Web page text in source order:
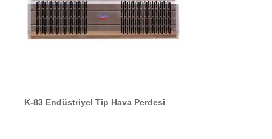
K-83 Endüstriyel Tip Hava Perdesi